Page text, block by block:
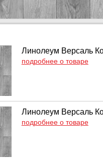
Линолеум Версаль
подробнее о товаре
Линолеум Версаль
подробнее о товаре